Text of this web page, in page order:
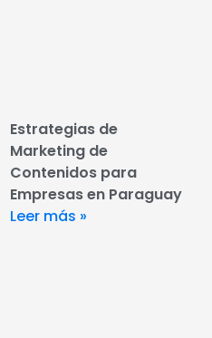
Estrategias de
Marketing de
Contenidos para
Empresas en Paraguay
Leer más »